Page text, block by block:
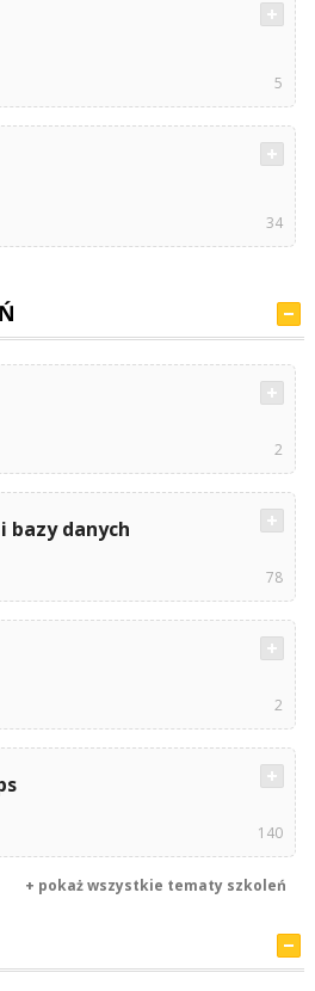
5
34
2
bazy danych
78
2
140
+ pokaż wszystkie tematy szkoleń